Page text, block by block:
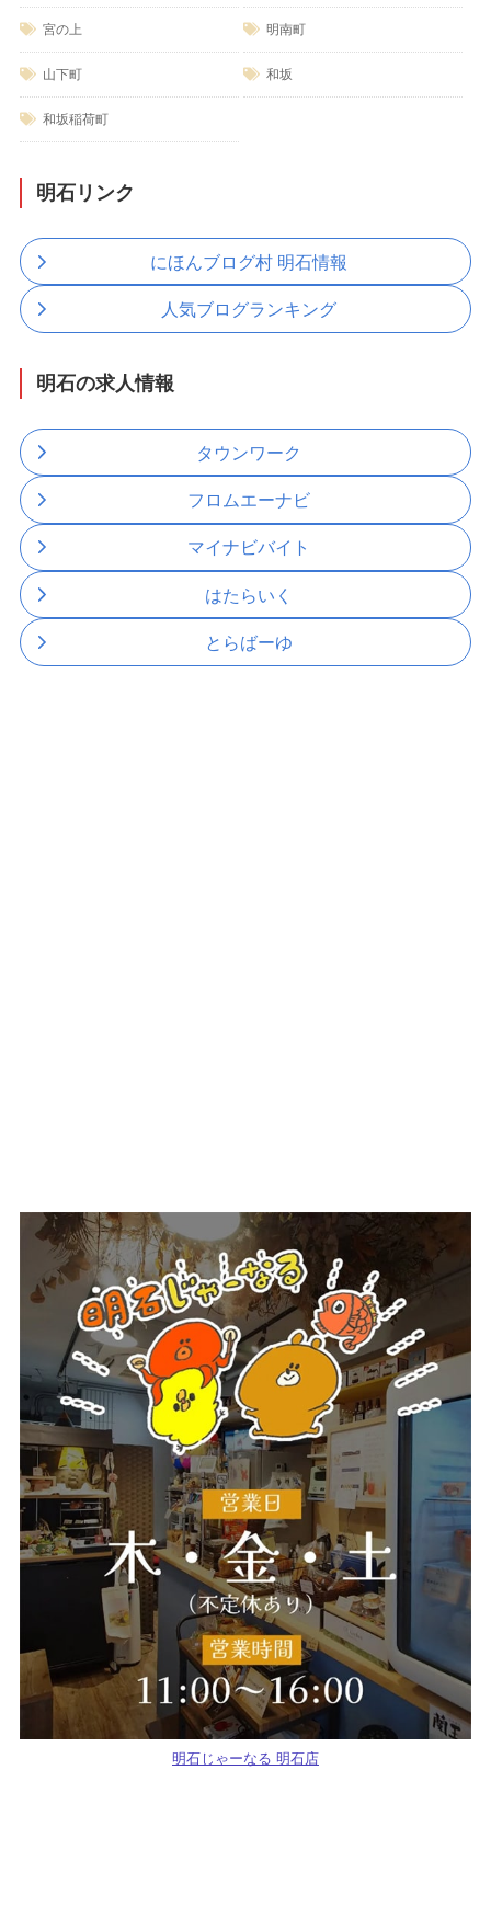
宮の上 明南町
山下町 和坂
和坂稲荷町
明石リンク
にほんブログ村 明石情報
人気ブログランキング
明石の求人情報
タウンワーク
フロムエーナビ
マイナビバイト
はたらいく
とらばーゆ
明石じゃーなる 明石店